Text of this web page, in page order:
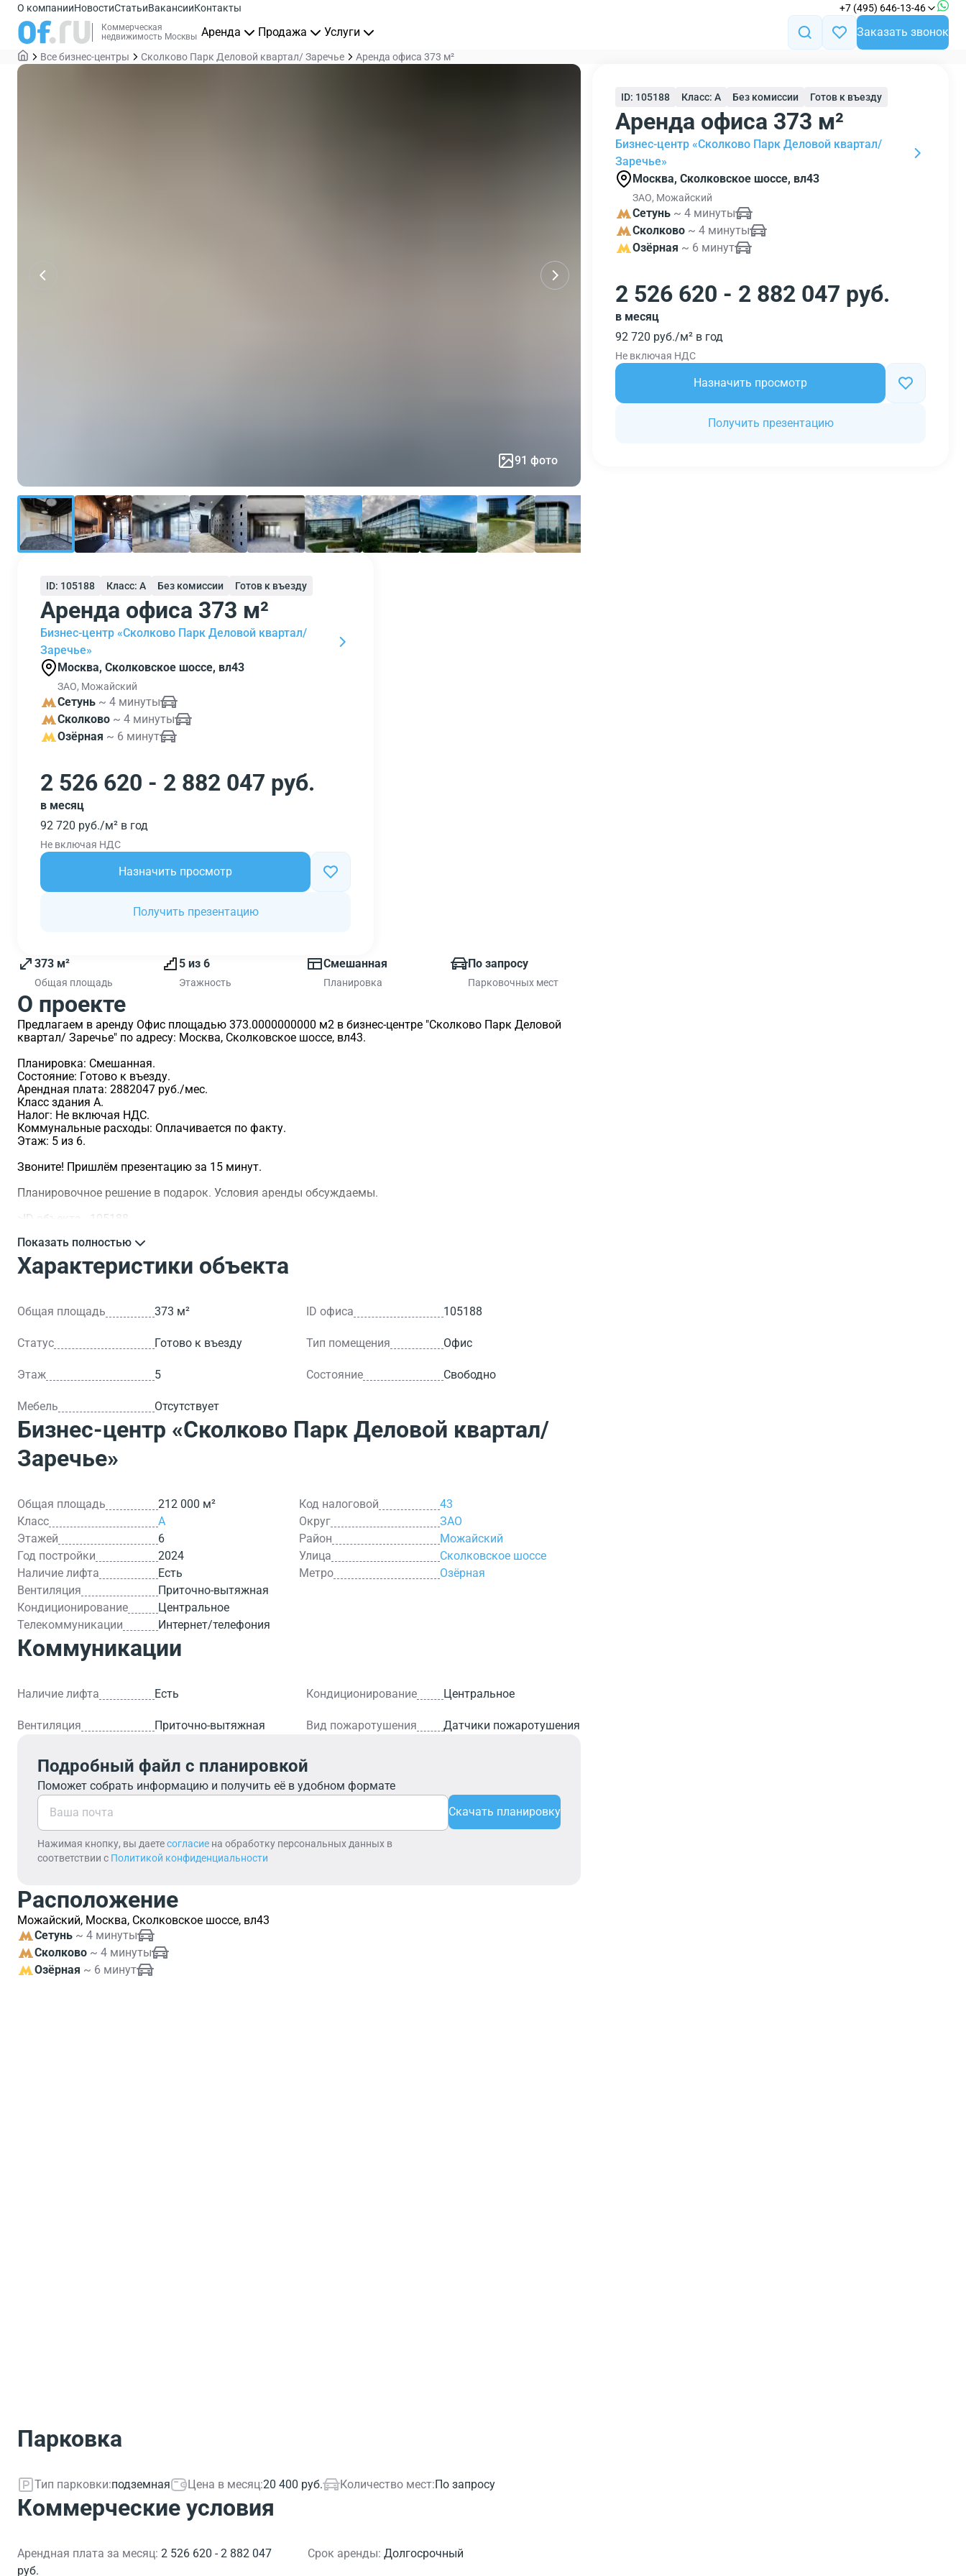
О компанииНовостиСтатьиВакансииКонтакты +7 (495) 646-13-46
Коммерческая
недвижимость Москвы Аренда Продажа Услуги Заказать звонок
Все бизнес-центры Сколково Парк Деловой квартал/ Заречье Аренда офиса 373 м²
91 фото
ID: 105188 Класс: A Без комиссии Готов к въезду
Аренда офиса 373 м²
Бизнес-центр «Сколково Парк Деловой квартал/
Заречье»
Москва, Сколковское шоссе, вл43
ЗАО, Можайский
Сетунь ~ 4 минуты
Сколково ~ 4 минуты
Озёрная ~ 6 минут
2 526 620 - 2 882 047 руб.
в месяц
92 720 руб./м² в год
Не включая НДС
Назначить просмотр
Получить презентацию
373 м²
Общая площадь
5 из 6
Этажность
Смешанная
Планировка
По запросу
Парковочных мест
О проекте
Предлагаем в аренду Офис площадью 373.0000000000 м2 в бизнес-центре "Сколково Парк Деловой
квартал/ Заречье" по адресу: Москва, Сколковское шоссе, вл43.
Планировка: Смешанная.
Состояние: Готово к въезду.
Арендная плата: 2882047 руб./мес.
Класс здания A.
Налог: Не включая НДС.
Коммунальные расходы: Оплачивается по факту.
Этаж: 5 из 6.
Звоните! Пришлём презентацию за 15 минут.
Планировочное решение в подарок. Условия аренды обсуждаемы.
>ID объекта - 105188.
Показать полностью
Характеристики объекта
Общая площадь 373 м² ID офиса 105188
Статус Готово к въезду Тип помещения Офис
Этаж 5 Состояние Свободно
Мебель Отсутствует
Бизнес-центр «Сколково Парк Деловой квартал/
Заречье»
Общая площадь
212 000 м²
Класс
A
Этажей
6
Год постройки
2024
Наличие лифта
Есть
Вентиляция
Приточно-вытяжная
Кондиционирование
Центральное
Телекоммуникации
Интернет/телефония
Код налоговой
43
Округ
ЗАО
Район
Можайский
Улица
Сколковское шоссе
Метро
Озёрная
Коммуникации
Наличие лифта Есть Кондиционирование Центральное
Вентиляция Приточно-вытяжная Вид пожаротушения Датчики пожаротушения
Подробный файл с планировкой
Поможет собрать информацию и получить её в удобном формате
Нажимая кнопку, вы даетесогласие на обработку персональных данных в
соответствии с Политикой конфиденциальности
Скачать планировку
Расположение
Можайский, Москва, Сколковское шоссе, вл43
Сетунь ~ 4 минуты
Сколково ~ 4 минуты
Озёрная ~ 6 минут
Парковка
Тип парковки:подземная Цена в месяц:20 400 руб. Количество мест:По запросу
Коммерческие условия
Арендная плата за месяц: 2 526 620 - 2 882 047
руб.
Срок аренды: Долгосрочный
ID: 105188 Класс: A Без комиссии Готов к въезду
Аренда офиса 373 м²
Бизнес-центр «Сколково Парк Деловой квартал/
Заречье»
Москва, Сколковское шоссе, вл43
ЗАО, Можайский
Сетунь ~ 4 минуты
Сколково ~ 4 минуты
Озёрная ~ 6 минут
2 526 620 - 2 882 047 руб.
в месяц
92 720 руб./м² в год
Не включая НДС
Назначить просмотр
Получить презентацию